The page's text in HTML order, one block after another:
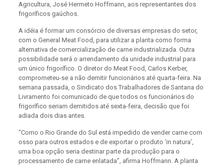
Agricultura, José Hermeto Hoffmann, aos representantes dos
frigoríficos gaúchos.
A idéia é formar um consórcio de diversas empresas do setor,
com o General Meat Food, para utilizar a planta como forma
alternativa de comercialização de carne industrializada. Outra
possibilidade será o arrendamento da unidade industrial para
um único frigorífico. O diretor do Meat Food, Carlos Kerber,
comprometeu-se a não demitir funcionários até quarta-feira. Na
semana passada, o Sindicato dos Trabalhadores de Santana do
Livramento foi comunicado de que todos os funcionários do
frigorífico seriam demitidos até sexta-feira, decisão que foi
adiada dois dias antes.
“Como o Rio Grande do Sul está impedido de vender carne com
osso para outros estados e de exportar o produto ‘in natura’,
uma boa opção seria destinar parte da produção para o
processamento de carne enlatada”, afirma Hoffmann. A planta